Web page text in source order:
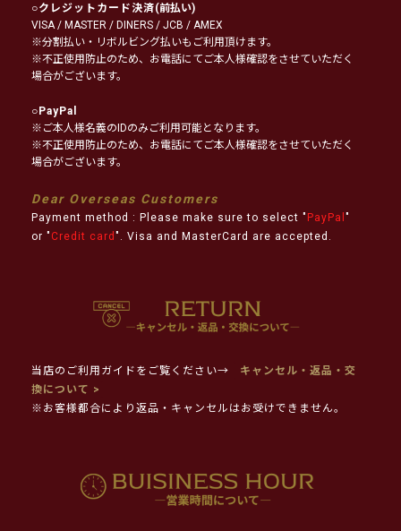
○クレジットカード決済(前払い)
VISA / MASTER / DINERS / JCB / AMEX
※分割払い・リボルビング払いもご利用頂けます。
※不正使用防止のため、お電話にてご本人様確認をさせていただく
場合がございます。
○PayPal
※ご本人様名義のIDのみご利用可能となります。
※不正使用防止のため、お電話にてご本人様確認をさせていただく
場合がございます。
Dear Overseas Customers
Payment method : Please make sure to select " PayPal "
or " Credit card ". Visa and MasterCard are accepted.
当店のご利用ガイドをご覧ください→
キャンセル・返品・交
換について >
※お客様都合により返品・キャンセルはお受けできません。